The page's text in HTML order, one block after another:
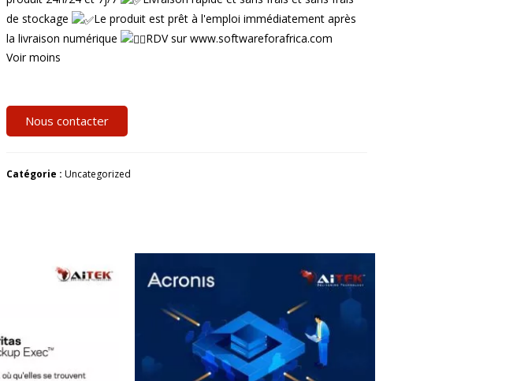
de stockage
Le produit est prêt à l'emploi immédiatement après
la livraison numérique
RDV surwww.softwareforafrica.com
Voir moins
Nous contacter
Catégorie : Uncategorized